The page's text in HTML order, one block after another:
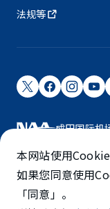
法规等
成田国际机
成田国际机场由NAA运营。
©NARITA INTERNATIONAL
SKYTRAX
本网站使用Cookie
如果您同意使用
「同意」。